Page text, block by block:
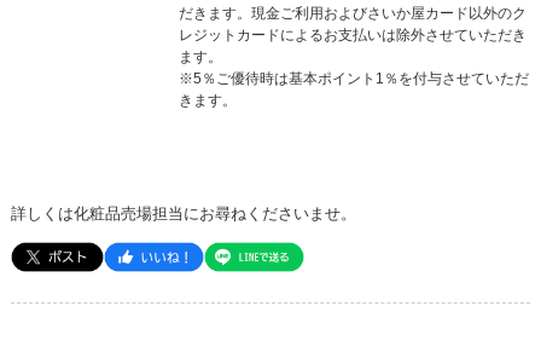
だきます。現金ご利用およびさいか屋カード以外のク
レジットカードによるお支払いは除外させていただき
ます。
※5％ご優待時は基本ポイント1％を付与させていただ
きます。
詳しくは化粧品売場担当にお尋ねくださいませ。